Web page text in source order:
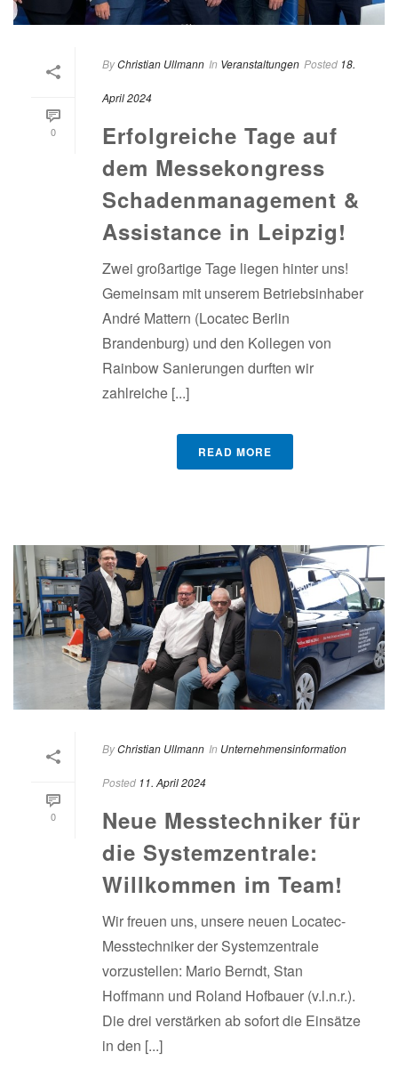
0
ByChristian Ullmann In Veranstaltungen Posted 18.
April 2024
Erfolgreiche Tage auf
dem Messekongress
Schadenmanagement &
Assistance in Leipzig!
Zwei großartige Tage liegen hinter uns!
Gemeinsam mit unserem Betriebsinhaber
André Mattern (Locatec Berlin
Brandenburg) und den Kollegen von
Rainbow Sanierungen durften wir
zahlreiche [...]
READ MORE
0
ByChristian Ullmann In Unternehmensinformation
Posted 11. April 2024
Neue Messtechniker für
die Systemzentrale:
Willkommen im Team!
Wir freuen uns, unsere neuen Locatec-
Messtechniker der Systemzentrale
vorzustellen: Mario Berndt, Stan
Hoffmann und Roland Hofbauer (v.l.n.r.).
Die drei verstärken ab sofort die Einsätze
in den [...]